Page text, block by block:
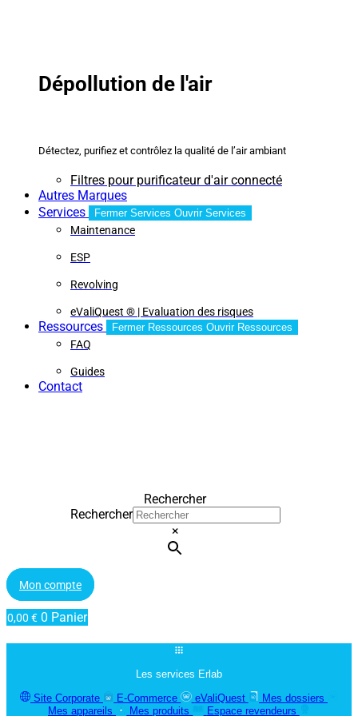
Dépollution de l'air
Détectez, purifiez et contrôlez la qualité de l’air ambiant
Filtres pour purificateur d'air connecté
Autres Marques
Services
Fermer Services Ouvrir Services
Maintenance
ESP
Revolving
eValiQuest ® | Evaluation des risques
Ressources Fermer Ressources Ouvrir Ressources
FAQ
Guides
Contact
Rechercher
Rechercher
×
Mon compte
0,00 € 0 Panier
Les services Erlab
Site Corporate
E-Commerce eValiQuest
Mes dossiers
Mes appareils
Mes produits
Espace revendeurs